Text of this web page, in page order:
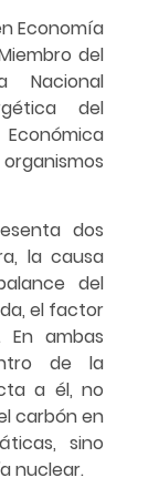
Economía
del
Nacional
del
dos
la causa
del
el factor
ambas
de la
a él, no
carbón en
sino
nuclear.